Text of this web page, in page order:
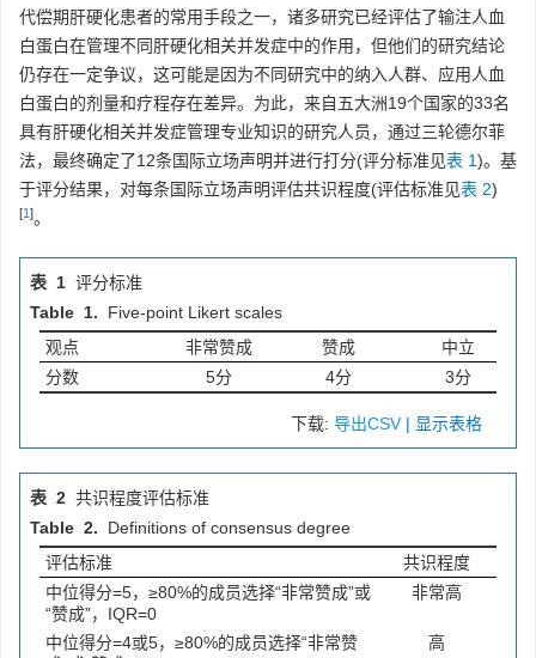
代偿期肝硬化患者的常用手段之一，诸多研究已经评估了输注人血
白蛋白在管理不同肝硬化相关并发症中的作用，但他们的研究结论
仍存在一定争议，这可能是因为不同研究中的纳入人群、应用人血
白蛋白的剂量和疗程存在差异。为此，来自五大洲19个国家的33名
具有肝硬化相关并发症管理专业知识的研究人员，通过三轮德尔菲
法，最终确定了12条国际立场声明并进行打分(评分标准见表 1)。基
于评分结果，对每条国际立场声明评估共识程度(评估标准见表 2)
[1]。
表 1 评分标准
Table 1.
Five-point Likert scales
观点
非常赞成 赞成
中立
分数
5分 4分 3分
下载: 导出CSV | 显示表格
表 2 共识程度评估标准
Table 2.
Definitions of consensus degree
评估标准
共识程度
中位得分=5，≥80%的成员选择“非常赞成”或
“赞成”，IQR=0
非常高
中位得分=4或5，≥80%的成员选择“非常赞
高